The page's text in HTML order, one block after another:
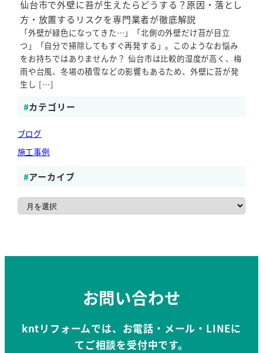
仙台市で外壁に苔が生えたらどうする？原因・落とし
方・放置するリスクを専門業者が徹底解説
「外壁が緑色になってきた…」「北側の外壁だけ苔が目立
つ」「自分で掃除してもすぐ再発する」。このようなお悩み
をお持ちではありませんか？ 仙台市は比較的湿度が高く、梅
雨や台風、冬場の積雪などの影響もあるため、外壁に苔が発
生し […]
カテゴリー
ブログ
施工事例
アーカイブ
ア
ー
ブ
お問い合わせ
kntリフォームでは、お電話・メール・LINEに
てご相談を受付中です。